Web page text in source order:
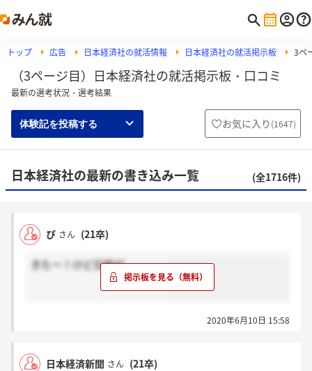
トップ 広告 日本経済社の就活情報 日本経済社の就活掲示板 3ペ
（3ページ目）日本経済社の就活掲示板・口コミ
最新の選考状況・選考結果
体験記を投稿する お気に入り (1647)
日本経済社の最新の書き込み一覧 (全1716件)
ぴ さん (21卒)
きたー！けど日程が、、、、
2020年6月10日 15:58
日本経済新聞 さん (21卒)